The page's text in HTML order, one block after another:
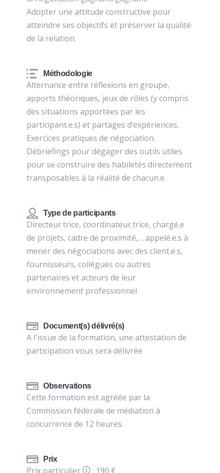
Adopter une attitude constructive pour
atteindre ses objectifs et préserver la qualité
de la relation.
Méthodologie
Alternance entre réflexions en groupe,
apports théoriques, jeux de rôles (y compris
des situations apportées par les
participant.e.s) et partages d’expériences.
Exercices pratiques de négociation.
Débriefings pour dégager des outils utiles
pour se construire des habiletés directement
transposables à la réalité de chacun.e.
Type de participants
Directeur.trice, coordinateur.trice, chargé.e
de projets, cadre de proximité,… appelé.e.s à
mener des négociations avec des client.e.s,
fournisseurs, collègues ou autres
partenaires et acteurs de leur
environnement professionnel
Document(s) délivré(s)
A l'issue de la formation, une attestation de
participation vous sera délivrée
Observations
Cette formation est agréée par la
Commission fédérale de médiation à
concurrence de 12 heures.
Prix
Prix particulier : 190 €